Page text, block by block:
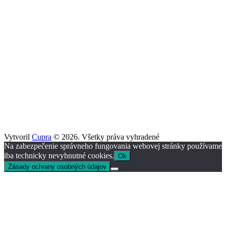
Vytvoril Cupra © 2026. Všetky práva vyhradené
Na zabezpečenie správneho fungovania webovej stránky používame
iba technicky nevyhnutné cookies. Ok
Zásady ochrany osobných údajov